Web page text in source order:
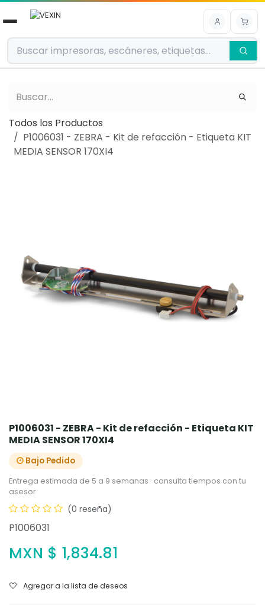
Ir al contenido
Todos los Productos
P1006031 - ZEBRA - Kit de refacción - Etiqueta KIT
MEDIA SENSOR 170XI4
P1006031 - ZEBRA - Kit de refacción - Etiqueta KIT
MEDIA SENSOR 170XI4
Bajo Pedido
Entrega estimada de 5 a 9 semanas · consulta tiempos con tu
asesor
(0 reseña)
P1006031
MXN $ 1,834.81
Agregar a la lista de deseos